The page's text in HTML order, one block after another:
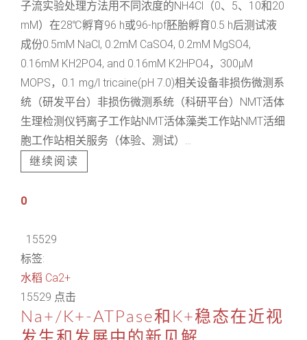
子流实验处理方法用不同浓度的NH4Cl（0、5、10和20
mM）在28℃孵育96 h或96-hpf胚胎孵育0.5 h后测试液
成份0.5mM NaCl, 0.2mM CaSO4, 0.2mM MgSO4,
0.16mM KH2PO4, and 0.16mM K2HPO4，300μM
MOPS，0.1 mg/l tricaine(pH 7.0)相关设备非损伤微测系
统（研发平台）非损伤微测系统（科研平台）NMT活体
生理检测仪钙离子工作站NMT活体藻类工作站NMT活细
胞工作站相关服务（体验、测试）...
继续阅读
0
15529
标签:
水稻 Ca2+
15529 点击
Na+/K+-ATPase和K+稳态在近视